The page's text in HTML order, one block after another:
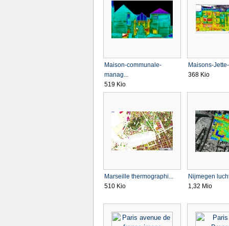
Maison-communale-
manag...
519 Kio
Maisons-
368 Kio
Marseille thermographi...
510 Kio
Nijmegen
1,32 Mio